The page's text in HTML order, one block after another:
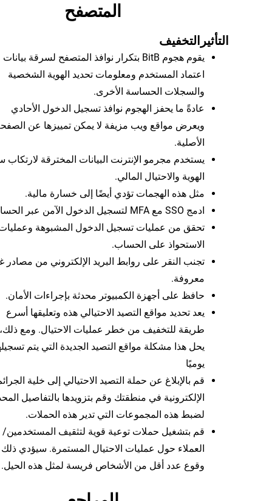
المتصفح
التأثير التخفيف
يقوم هجوم BitB بتكرار نوافذ المتصفح لسرقة بيانات
اعتماد المستخدم ومعلومات تحديد الهوية الشخصية
والسجلات الحساسة الأخرى.
عادةً ما يحفز الهجوم نوافذ تسجيل الدخول الأحادي
ويعرض مواقع ويب مزيفة لا يمكن تمييزها عن
الأصلية.
يستخدم مجرمو الإنترنت البيانات المخترقة
الهوية والاحتيال المالي.
مثل هذه الهجمات تؤدي أيضًا إلى خسارة مالية.
ادمج SSO مع MFA لتسجيل الدخول الآمن عبر الحسابات.
تحقق من عمليات تسجيل الدخول المشبوهة
الاستحواذ على الحساب.
تجنب النقر على روابط البريد الإلكتروني من مصادر
معروفة.
حافظ على أجهزة الكمبيوتر محدثة بإجراءات الأمان.
يعد تحديد مواقع التصيد الاحتيالي هذه وتعليقها أسرع
طريقة للتخفيف من خطر عمليات الاحتيال. ومع
يحل هذا مشكلة مواقع التصيد الجديدة التي يتم
يوميًا
قم بالإبلاغ عن حملة التصيد الاحتيالي إلى خلية
الإلكترونية في منطقتك وقم بتزويدها بالتفاصيل
لضبط هذه المجموعات التي تدير هذه الحملات.
قم بتشغيل حملات توعية قوية لتثقيف المستخدمين/
العملاء حول عمليات الاحتيال المستمرة. سيؤدي
وقوع عدد أقل من الأشخاص فريسة لمثل هذه الحيل.